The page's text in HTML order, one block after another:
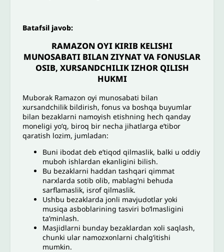
Batafsil javob:
RAMAZON OYI KIRIB KELISHI
MUNOSABATI BILAN ZIYNAT VA FONUSLAR
OSIB, XURSANDCHILIK IZHOR QILISH
HUKMI
Muborak Ramazon oyi munosabati bilan
xursandchilik bildirish, fonus va boshqa buyumlar
bilan bezaklarni namoyish etishning hech qanday
moneligi yoʻq, biroq bir necha jihatlarga e’tibor
qaratish lozim, jumladan:
Buni ibodat deb e’tiqod qilmaslik, balki u oddiy
muboh ishlardan ekanligini bilish.
Bu bezaklarni haddan tashqari qimmat
narxlarda sotib olib, mablag‘ni behuda
sarflamaslik, isrof qilmaslik.
Ushbu bezaklarda jonli mavjudotlar yoki
musiqa asboblarining tasviri bo‘lmasligini
ta’minlash.
Masjidlarni bunday bezaklardan xoli saqlash,
chunki ular namozxonlarni chalg‘itishi
mumkin.